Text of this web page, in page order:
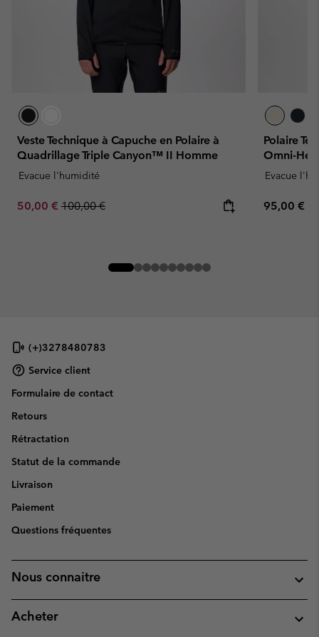
Veste Technique à Capuche en Polaire à
Quadrillage Triple Canyon™ II Homme
Evacue l'humidité
Sale price:
50,00 € Regular price:
100,00 €
Polaire
Omni-
Evacue
Regular
95,00 €
(+)3278480783
Service client
Formulaire de contact
Retours
Rétractation
Statut de la commande
Livraison
Paiement
Questions fréquentes
Nous connaitre
Acheter